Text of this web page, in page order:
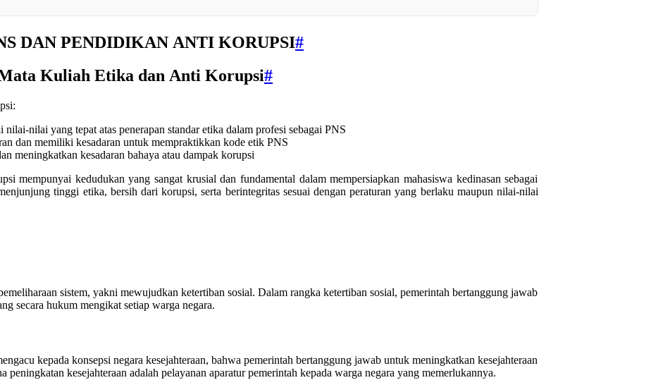
DAN PENDIDIKAN ANTI KORUPSI#
Kuliah Etika dan Anti Korupsi#
nilai yang tepat atas penerapan standar etika dalam profesi sebagai PNS
dan memiliki kesadaran untuk mempraktikkan kode etik PNS
meningkatkan kesadaran bahaya atau dampak korupsi
mempunyai kedudukan yang sangat krusial dan fundamental dalam mempersiapkan mahasiswa kedinasan sebagai
tinggi etika, bersih dari korupsi, serta berintegritas sesuai dengan peraturan yang berlaku maupun nilai-nilai
sistem, yakni mewujudkan ketertiban sosial. Dalam rangka ketertiban sosial, pemerintah bertanggung jawab
secara hukum mengikat setiap warga negara.
kepada konsepsi negara kesejahteraan, bahwa pemerintah bertanggung jawab untuk meningkatkan kesejahteraan
peningkatan kesejahteraan adalah pelayanan aparatur pemerintah kepada warga negara yang memerlukannya.